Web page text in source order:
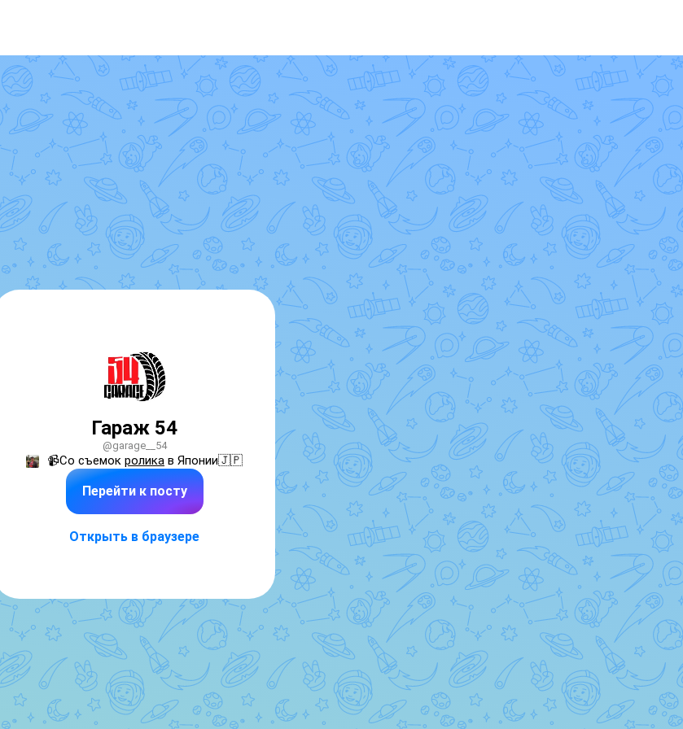
Гараж 54
@garage__54
📹Со съемок ролика в Японии🇯🇵
Перейти к посту
Открыть в браузере